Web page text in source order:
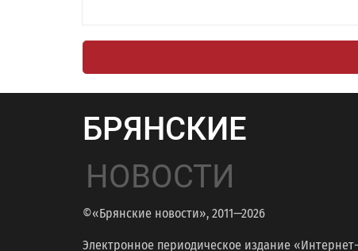
БРЯНСКИЕ
НОВОСТИ
©«Брянские новости», 2011—2026
Электронное периодическое издание